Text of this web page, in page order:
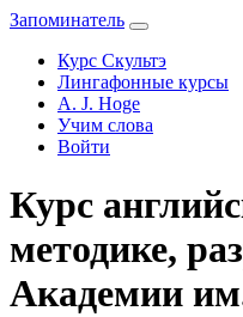
Запоминатель
Курс Скультэ
Лингафонные курсы
A. J. Hoge
Учим слова
Войти
Курс
методике,
Академии